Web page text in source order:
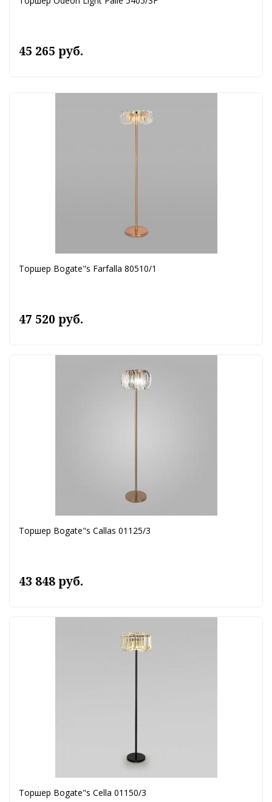
45 265 руб.
Торшер Bogate"s Farfalla 80510/1
47 520 руб.
Торшер Bogate"s Callas 01125/3
43 848 руб.
Торшер Bogate"s Cella 01150/3